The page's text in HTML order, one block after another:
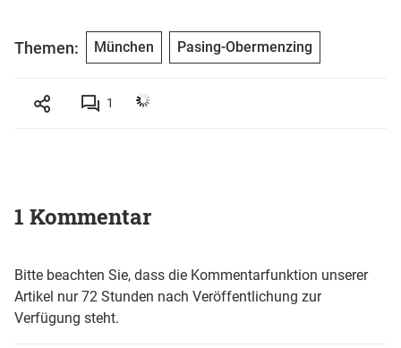
Themen: München Pasing-Obermenzing
1
1 Kommentar
Bitte beachten Sie, dass die Kommentarfunktion unserer
Artikel nur 72 Stunden nach Veröffentlichung zur
Verfügung steht.